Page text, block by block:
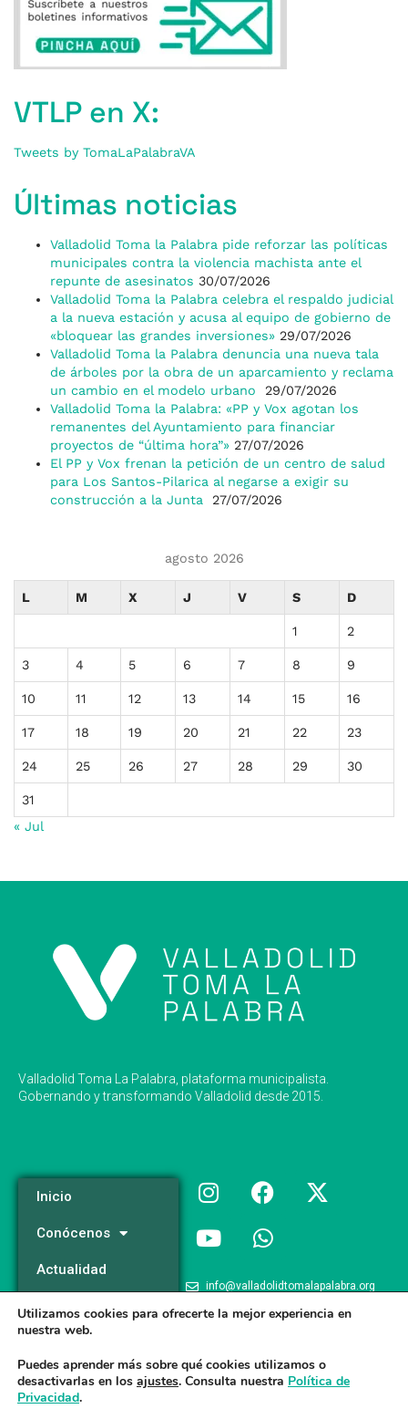
VTLP en X:
Tweets by TomaLaPalabraVA
Últimas noticias
Valladolid Toma la Palabra pide reforzar las políticas
municipales contra la violencia machista ante el
repunte de asesinatos 30/07/2026
Valladolid Toma la Palabra celebra el respaldo judicial
a la nueva estación y acusa al equipo de gobierno de
«bloquear las grandes inversiones» 29/07/2026
Valladolid Toma la Palabra denuncia una nueva tala
de árboles por la obra de un aparcamiento y reclama
un cambio en el modelo urbano
29/07/2026
Valladolid Toma la Palabra: «PP y Vox agotan los
remanentes del Ayuntamiento para financiar
proyectos de “última hora”» 27/07/2026
El PP y Vox frenan la petición de un centro de salud
para Los Santos-Pilarica al negarse a exigir su
construcción a la Junta
27/07/2026
agosto 2026
L M X J V S D
1 2
3 4 5 6 7 8 9
10 11 12 13 14 15 16
17 18 19 20 21 22 23
24 25 26 27 28 29 30
31
« Jul
Valladolid Toma La Palabra, plataforma municipalista.
Gobernando y transformando Valladolid desde 2015.
Inicio
Conócenos
Actualidad
Programa
info@valladolidtomalapalabra.org
+34 983 426 124
Utilizamos cookies para ofrecerte la mejor experiencia en
nuestra web.
Puedes aprender más sobre qué cookies utilizamos o
desactivarlas en los ajustes. Consulta nuestra Política de
Privacidad.